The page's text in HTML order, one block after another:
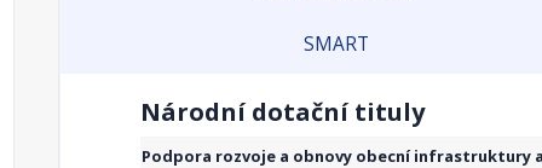
SMART
Národní dotační tituly
Podpora rozvoje a obnovy obecní infrastruktury